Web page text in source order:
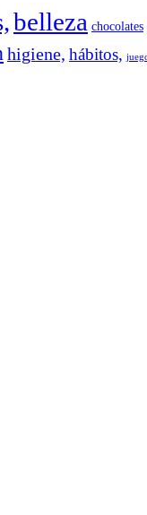
belleza chocolates
higiene, hábitos,